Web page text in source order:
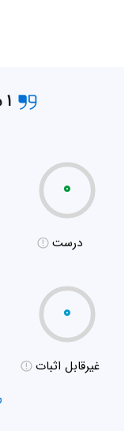
۱ مقاله درستی‌سنجی
۰
درست
۰
غیر‌قابل اثبات